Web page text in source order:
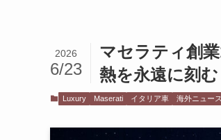
マセラティ創
熱を永遠に刻む
2026
6/23
Luxury Maserati イタリア車 海外ニュース